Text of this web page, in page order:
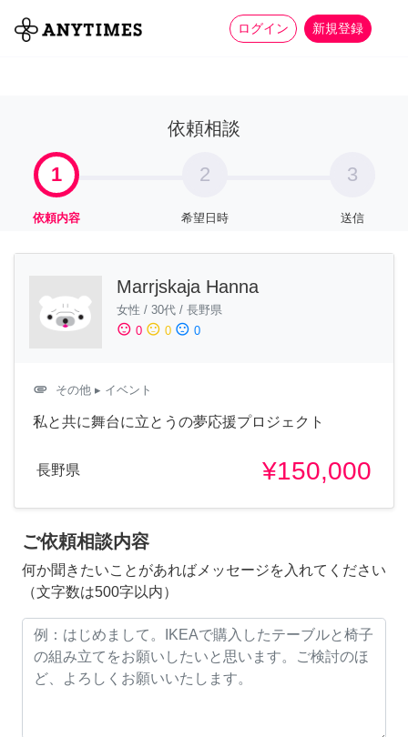
ログイン 新規登録
全て 家事 more_horiz
依頼相談
1
依頼内容
2
希望日時
3
送信
Marrjskaja Hanna
女性 / 30代 / 長野県
sentiment_satisfied 0 sentiment_neutral 0 sentiment_dissatisfied 0
attachment その他 ▸ イベント
私と共に舞台に立とうの夢応援プロジェクト
長野県 ¥150,000
ご依頼相談内容
何か聞きたいことがあればメッセージを入れてください
（文字数は500字以内）